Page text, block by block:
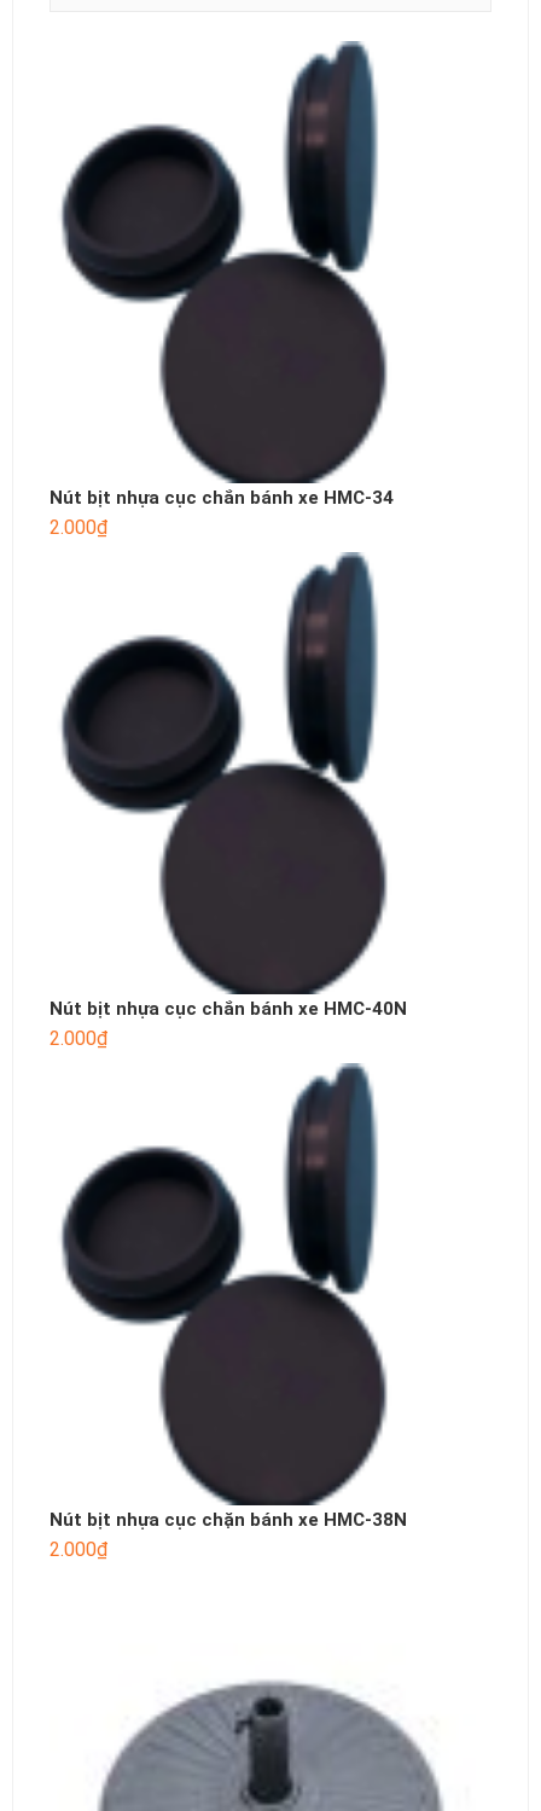
Nút bịt nhựa cục chắn bánh xe HMC-34
2.000₫
Nút bịt nhựa cục chắn bánh xe HMC-40N
2.000₫
Nút bịt nhựa cục chặn bánh xe HMC-38N
2.000₫